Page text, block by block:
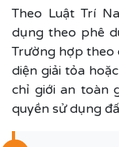
Theo Luật Trí
dụng theo phê
Trường hợp theo
diện giải tỏa
chỉ giới an toàn
quyền sử dụng